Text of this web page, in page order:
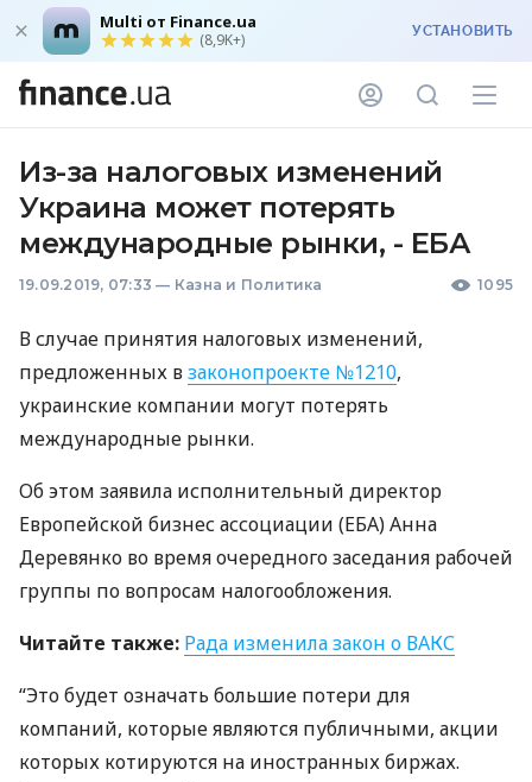
Multi от Finance.ua
(8,9K+) УСТАНОВИТЬ
Из-за налоговых изменений
Украина может потерять
международные рынки, - ЕБА
19.09.2019, 07:33 — Казна и Политика 1095
В случае принятия налоговых изменений,
предложенных взаконопроекте №1210,
украинские компании могут потерять
международные рынки.
Об этом заявила исполнительный директор
Европейской бизнес ассоциации (ЕБА) Анна
Деревянко во время очередного заседания рабочей
группы по вопросам налогообложения.
Читайте также: Рада изменила закон о ВАКС
“Это будет означать большие потери для
компаний, которые являются публичными, акции
которых котируются на иностранных биржах.